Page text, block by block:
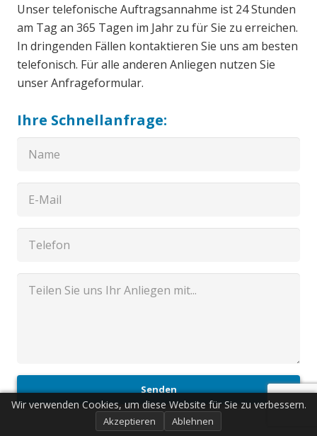
Unser telefonische Auftragsannahme ist 24 Stunden
am Tag an 365 Tagen im Jahr zu für Sie zu erreichen.
In dringenden Fällen kontaktieren Sie uns am besten
telefonisch. Für alle anderen Anliegen nutzen Sie
unser Anfrageformular.
Ihre Schnellanfrage:
Senden
Wir verwenden Cookies, um diese Website für Sie zu verbessern.
Akzeptieren Ablehnen